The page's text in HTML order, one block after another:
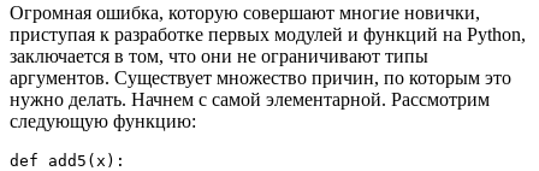
Огромная ошибка, которую совершают многие новички,
приступая к разработке первых модулей и функций на Python,
заключается в том, что они не ограничивают типы
аргументов. Существует множество причин, по которым это
нужно делать. Начнем с самой элементарной. Рассмотрим
следующую функцию:
def add5(x):